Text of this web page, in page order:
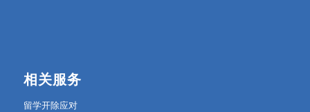
相关服务
留学开除应对